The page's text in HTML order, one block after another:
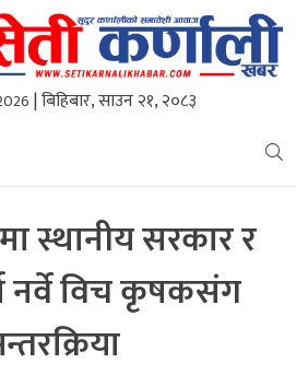
| बिहिबार, साउन २१, २०८३
स्थानीय सरकार र
नर्वे विच कृषकसंग